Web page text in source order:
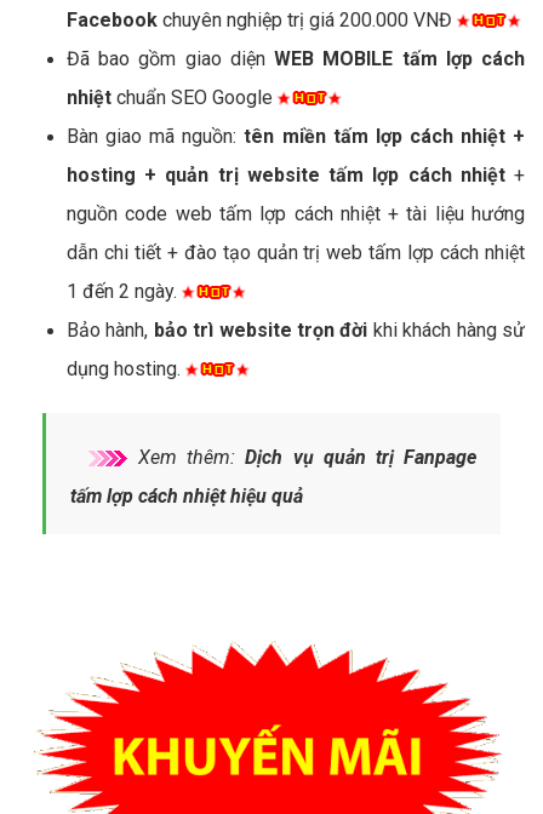
Facebook chuyên nghiệp trị giá 200.000 VNĐ
Đã bao gồm giao diệnWEB MOBILE tấm lợp cách
nhiệt chuẩn SEO Google
Bàn giao mã nguồn:tên miền tấm lợp cách nhiệt +
hosting + quản trị website tấm lợp cách nhiệt+
nguồn code web tấm lợp cách nhiệt + tài liệu hướng
dẫn chi tiết + đào tạo quản trị web tấm lợp cách nhiệt
1 đến 2 ngày.
Bảo hành, bảo trì website trọn đời khi khách hàng sử
dụng hosting.
Xem thêm:Dịch vụ quản trị Fanpage
tấm lợp cách nhiệt hiệu quả